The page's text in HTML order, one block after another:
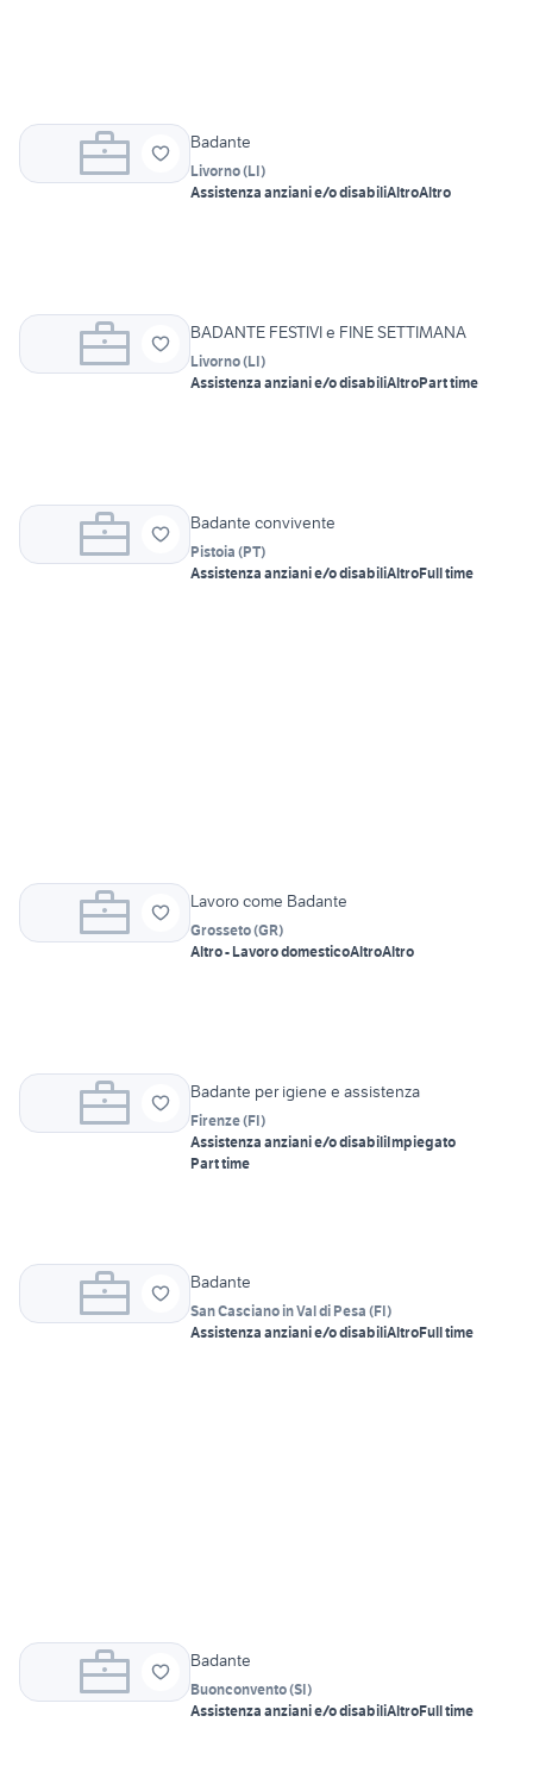
Badante
Livorno(LI)
Assistenza anziani e/o disabiliAltroAltro
BADANTE FESTIVI e FINE SETTIMANA
Livorno(LI)
Assistenza anziani e/o disabiliAltroPart time
Badante convivente
Pistoia (PT)
Assistenza anziani e/o disabiliAltroFull time
Lavoro come Badante
Grosseto(GR)
Altro - Lavoro domesticoAltroAltro
Badante per igiene e assistenza
Firenze(FI)
Assistenza anziani e/o disabiliImpiegato
Part time
Badante
San Casciano in Val di Pesa (FI)
Assistenza anziani e/o disabiliAltroFull time
Badante
Buonconvento(SI)
Assistenza anziani e/o disabiliAltroFull time